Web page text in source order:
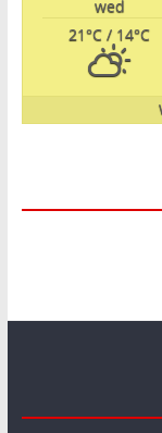
wed
21°C / 14°C